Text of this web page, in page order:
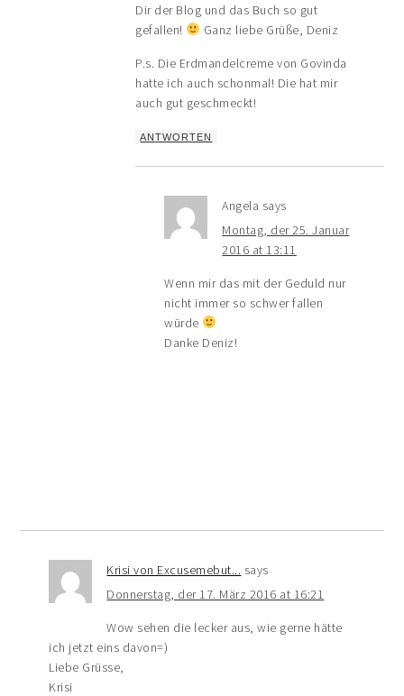
Dir der Blog und das Buch so gut
gefallen!
Ganz liebe Grüße, Deniz
P.s. Die Erdmandelcreme von Govinda
hatte ich auch schonmal! Die hat mir
auch gut geschmeckt!
ANTWORTEN
Angela says
Montag, der 25. Januar
2016 at 13:11
Wenn mir das mit der Geduld nur
nicht immer so schwer fallen
würde
Danke Deniz!
Krisi von Excusemebut... says
Donnerstag, der 17. März 2016 at 16:21
Wow sehen die lecker aus, wie gerne hätte
ich jetzt eins davon=)
Liebe Grüsse,
Krisi